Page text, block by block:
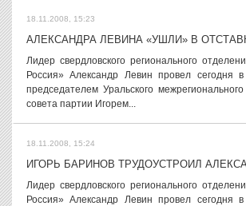
18.11.2008, 15:23
АЛЕКСАНДРА ЛЕВИНА «УШЛИ» В
Лидер свердловского регионального
Россия» Александр Левин провел сегодня
председателем Уральского
совета партии Игорем...
18.11.2008, 15:24
ИГОРЬ БАРИНОВ ТРУДОУСТРОИЛ
Лидер свердловского регионального
Россия» Александр Левин провел сегодня